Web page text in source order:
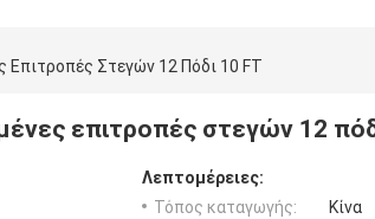
Επιτροπές Στεγών 12 Πόδι 10 FT
επιτροπές στεγών 12
Λεπτομέρειες:
Τόπος καταγωγής:
Κίνα